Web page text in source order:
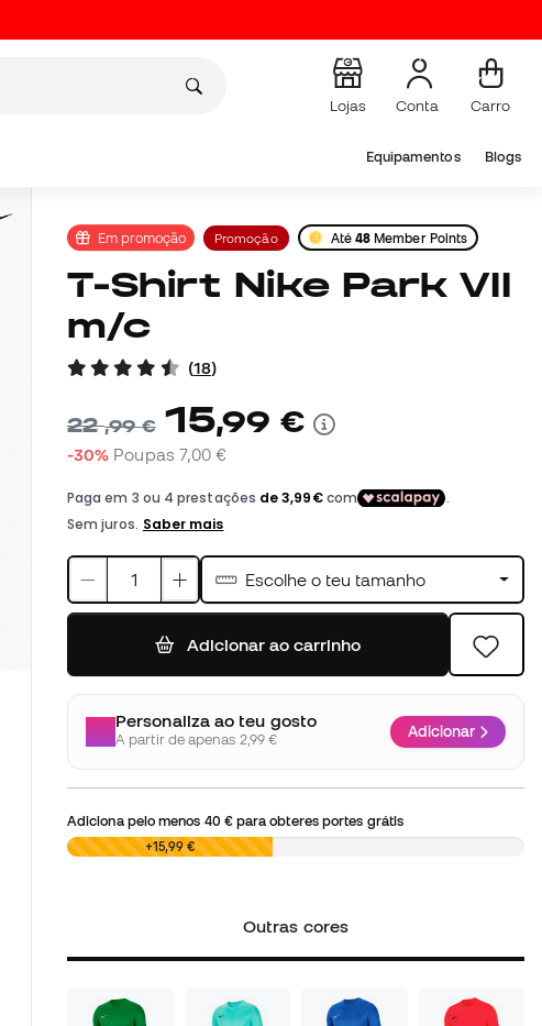
Lojas Conta Carro
Equipamentos Blogs
Em promoção Promoção Até 48 Member Points
T-Shirt Nike Park VII
m/c
(18)
22,99 € 15,99 €
-30% Poupas 7,00 €
Escolhe o teu tamanho
Adicionar ao carrinho
Personaliza ao teu gosto
A partir de apenas 2,99 € Adicionar
Adiciona pelo menos 40 €para obteres portes grátis
0,00 € +15,99 €
Outras cores